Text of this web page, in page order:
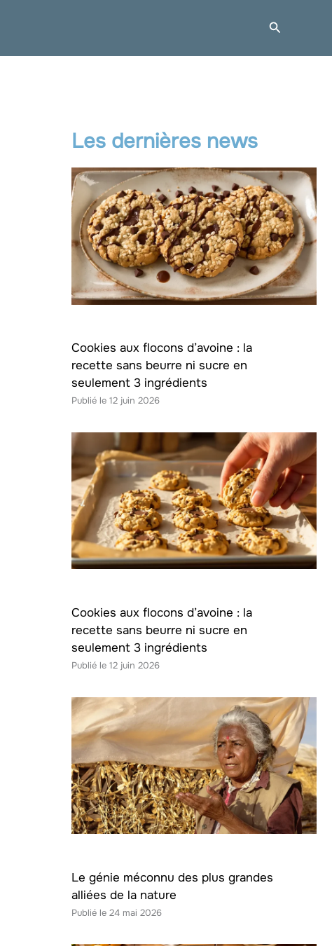
Les dernières news
Cookies aux flocons d’avoine : la
recette sans beurre ni sucre en
seulement 3 ingrédients
12 juin 2026
Cookies aux flocons d’avoine : la
recette sans beurre ni sucre en
seulement 3 ingrédients
12 juin 2026
Le génie méconnu des plus grandes
alliées de la nature
24 mai 2026